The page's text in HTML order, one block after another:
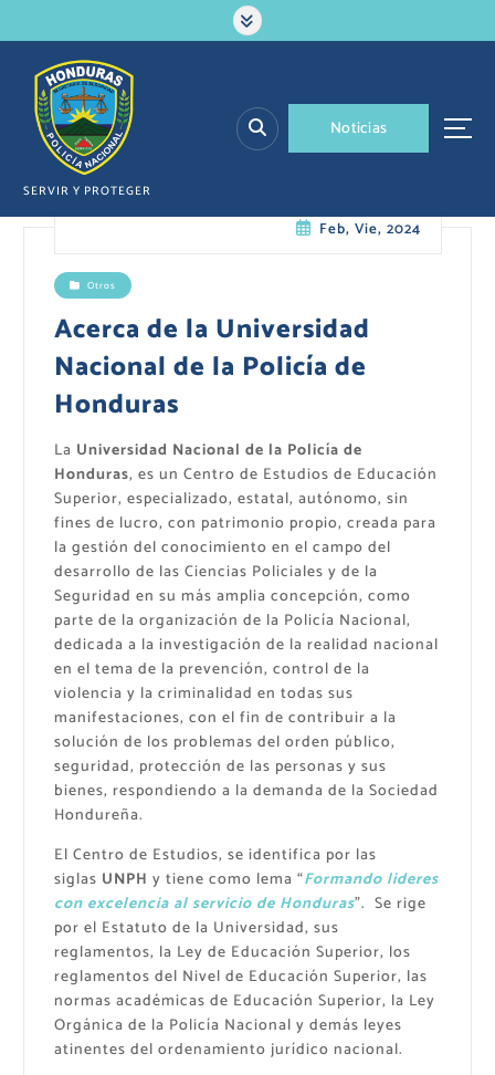
a
SERVIR Y PROTEGER
Noticias
Feb, Vie, 2024
Otros
Acerca de la Universidad
Nacional de la Policía de
Honduras
La Universidad Nacional de la Policía de
Honduras, es un Centro de Estudios de Educación
Superior, especializado, estatal, autónomo, sin
fines de lucro, con patrimonio propio, creada para
la gestión del conocimiento en el campo del
desarrollo de las Ciencias Policiales y de la
Seguridad en su más amplia concepción, como
parte de la organización de la Policía Nacional,
dedicada a la investigación de la realidad nacional
en el tema de la prevención, control de la
violencia y la criminalidad en todas sus
manifestaciones, con el fin de contribuir a la
solución de los problemas del orden público,
seguridad, protección de las personas y sus
bienes, respondiendo a la demanda de la Sociedad
Hondureña.
El Centro de Estudios, se identifica por las
siglas UNPH y tiene como lema “Formando lideres
con excelencia al servicio de Honduras”. Se rige
por el Estatuto de la Universidad, sus
reglamentos, la Ley de Educación Superior, los
reglamentos del Nivel de Educación Superior, las
normas académicas de Educación Superior, la Ley
Orgánica de la Policía Nacional y demás leyes
atinentes del ordenamiento jurídico nacional.